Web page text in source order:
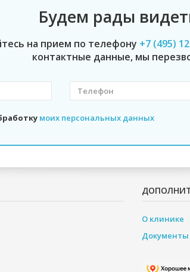
Будем рады
на прием по телефону +7 (495)
контактные данные, мы
моих персональных данных
О клинике
Документы